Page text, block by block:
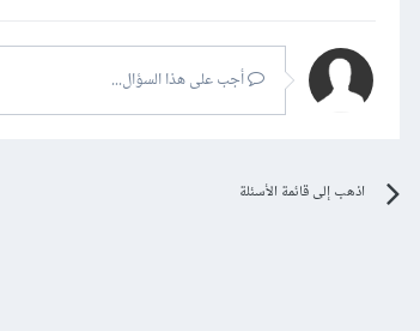
أجب على هذا السؤال...
اذهب إلى قائمة الأسئلة